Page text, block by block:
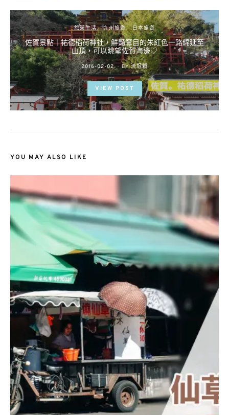
旅遊生活 九州旅遊 日本旅遊
佐賀景點｜祐德稻荷神社，鮮豔奪目的朱紅色一路綿延至
山頂，可以眺望佐賀海邊♡
POSTED
ON
2016-02-02 BY 流氓顆
VIEW POST
YOU MAY ALSO LIKE